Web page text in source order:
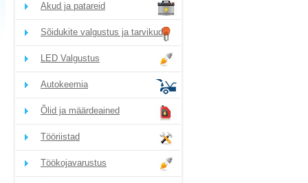
Akud ja patareid
Sõidukite valgustus ja tarvikud
LED Valgustus
Autokeemia
Õlid ja määrdeained
Tööriistad
Töökojavarustus